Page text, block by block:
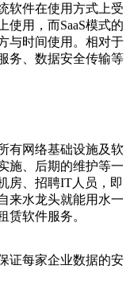
软件在使用方式上受
使用，而SaaS模式的
与时间使用。相对于
务、数据安全传输等
有网络基础设施及软
施、后期的维护等一
房、招聘IT人员，即
来水龙头就能用水一
赁软件服务。
证每家企业数据的安